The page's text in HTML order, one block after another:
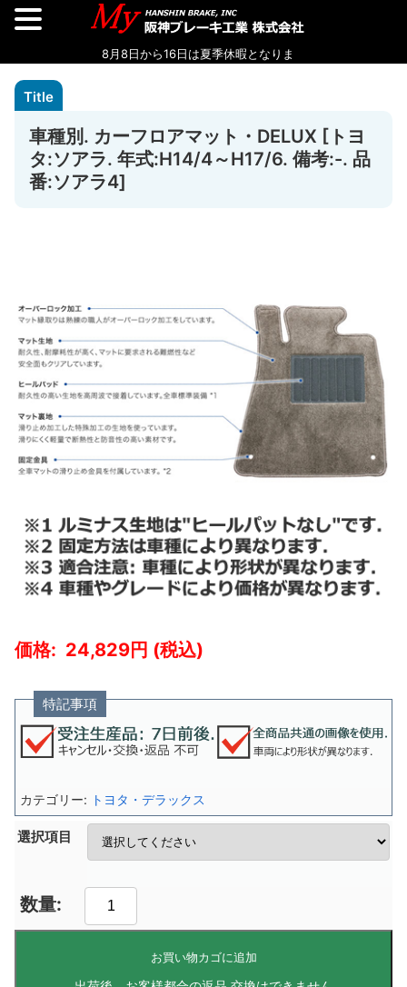
車種別. カーフロアマット・DELUX [トヨ
タ:ソアラ. 年式:H14/4～H17/6. 備考:-. 品
番:ソアラ4]
24,829
特記事項
選択項目
お買い物カゴに追加
カテゴリー: トヨタ・デラックス